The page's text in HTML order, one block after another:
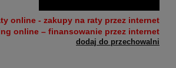
dodaj do przechowalni